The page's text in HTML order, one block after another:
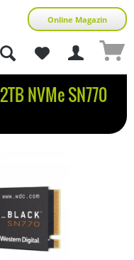
Online Magazin
NVMe SN770